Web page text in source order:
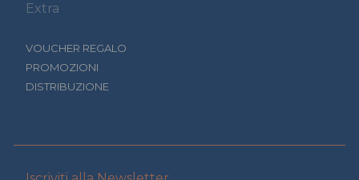
Extra
VOUCHER REGALO
PROMOZIONI
DISTRIBUZIONE